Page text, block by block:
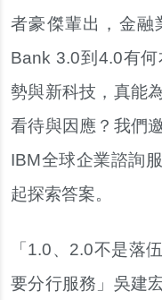
者豪傑輩出，金融
Bank 3.0到4.0有
勢與新科技，真能
看待與因應？我們
IBM全球企業諮詢
起探索答案。
「1.0、2.0不是落
要分行服務」吳建